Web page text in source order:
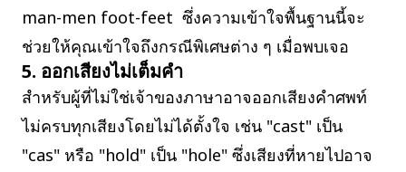
man-men foot-feet ซึ่งความเข้าใจพื้นฐานนี้จะ
ช่วยให้คุณเข้าใจถึงกรณีพิเศษต่าง ๆ เมื่อพบเจอ
5. ออกเสียงไม่เต็มคำ
สำหรับผู้ที่ไม่ใช่เจ้าของภาษาอาจออกเสียงคำศพท์
ไม่ครบทุกเสียงโดยไม่ได้ตั้งใจ เช่น "cast" เป็น
"cas" หรือ "hold" เป็น "hole" ซึ่งเสียงที่หายไปอาจ